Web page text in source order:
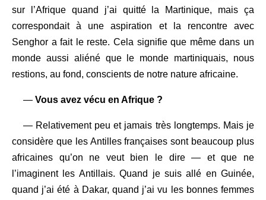
sur l’Afrique quand j’ai quitté la Martinique, mais ça
correspondait à une aspiration et la rencontre avec
Senghor a fait le reste. Cela signifie que même dans un
monde aussi aliéné que le monde martiniquais, nous
restions, au fond, conscients de notre nature africaine.
— Vous avez vécu en Afrique ?
— Relativement peu et jamais très longtemps. Mais je
considère que les Antilles françaises sont beaucoup plus
africaines qu’on ne veut bien le dire — et que ne
l’imaginent les Antillais. Quand je suis allé en Guinée,
quand j’ai été à Dakar, quand j’ai vu les bonnes femmes